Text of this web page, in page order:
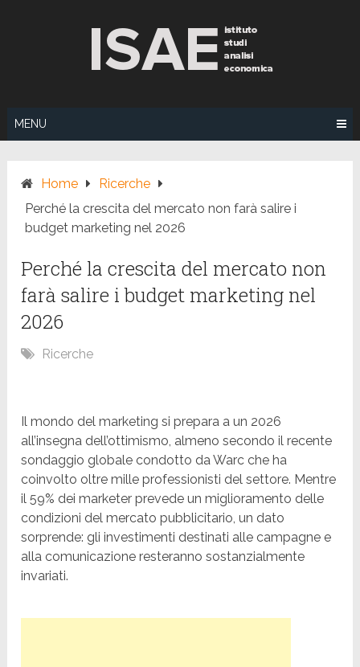
MENU
Home
Ricerche
Perché la crescita del mercato non farà salire i
budget marketing nel 2026
Perché la crescita del mercato non
farà salire i budget marketing nel
2026
Ricerche
Il mondo del marketing si prepara a un 2026
all’insegna dell’ottimismo, almeno secondo il recente
sondaggio globale condotto da Warc che ha
coinvolto oltre mille professionisti del settore. Mentre
il 59% dei marketer prevede un miglioramento delle
condizioni del mercato pubblicitario, un dato
sorprende: gli investimenti destinati alle campagne e
alla comunicazione resteranno sostanzialmente
invariati.